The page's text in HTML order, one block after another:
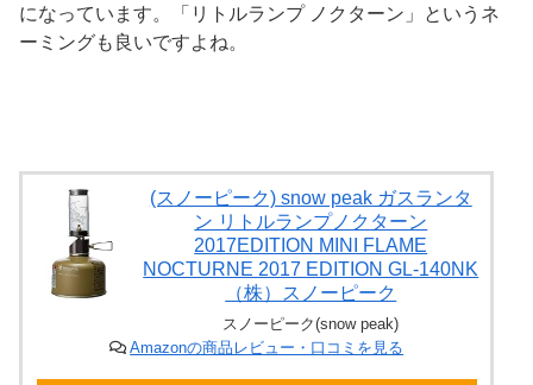
になっています。「リトルランプ ノクターン」というネ
ーミングも良いですよね。
(スノーピーク) snow peak ガスランタ
ン リトルランプノクターン
2017EDITION MINI FLAME
NOCTURNE 2017 EDITION GL-140NK
（株）スノーピーク
スノーピーク(snow peak)
Amazonの商品レビュー・口コミを見る